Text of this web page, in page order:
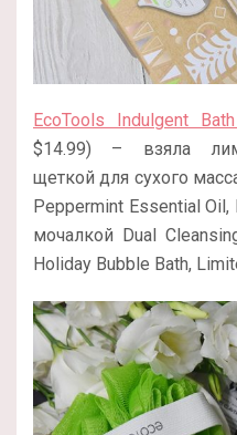
EcoTools Indulgent
$14.99) – взяла
щеткой для сухого
Peppermint Essential
мочалкой Dual
Holiday Bubble Bath,